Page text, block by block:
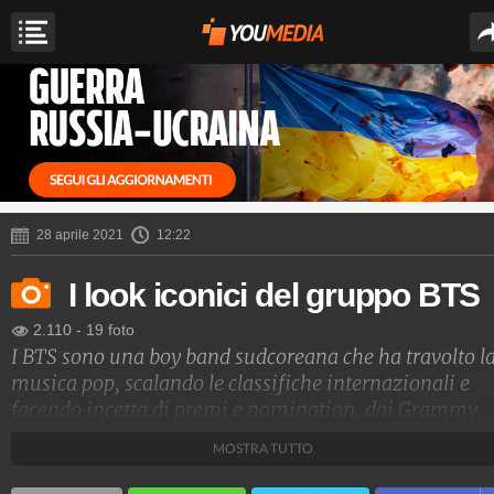
28 aprile 2021 12:22
I look iconici del gruppo BTS
2.110 - 19 foto
I BTS sono una boy band sudcoreana che ha travolto
musica pop, scalando le classifiche internazionali e
facendo incetta di premi e nomination, dai Grammy
corteggiati da tutti i brand della moda, che fanno a
MOSTRA TUTTO